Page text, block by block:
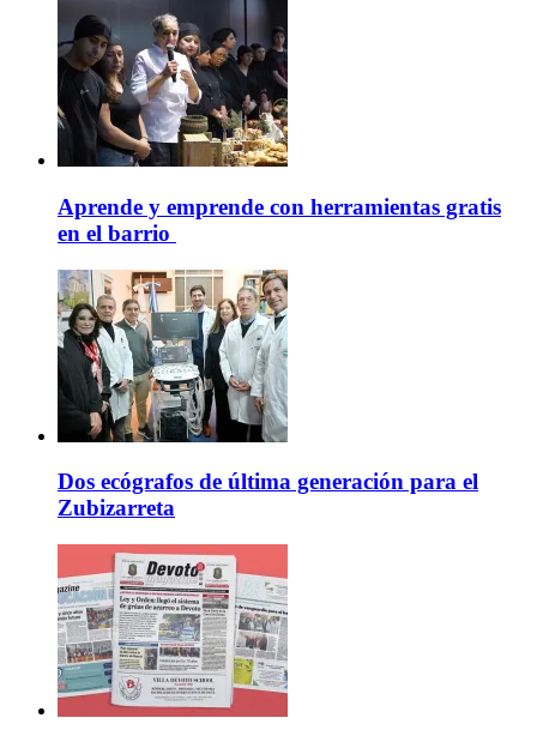
Aprende y emprende con herramientas gratis
en el barrio
Dos ecógrafos de última generación para el
Zubizarreta